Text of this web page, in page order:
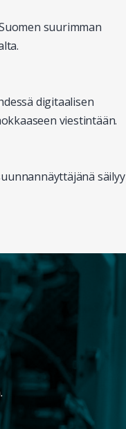
suurimman
digitaalisen
viestintään.
säilyy